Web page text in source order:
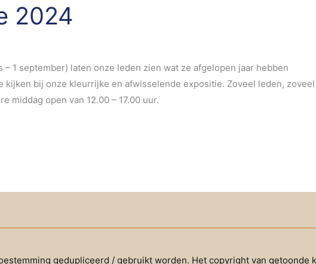
2024
1 september) laten onze leden zien wat ze afgelopen jaar hebben
kijken bij onze kleurrijke en afwisselende expositie. Zoveel leden, zoveel
middag open van 12.00 – 17.00 uur.
gedupliceerd / gebruikt worden. Het copyright van getoonde